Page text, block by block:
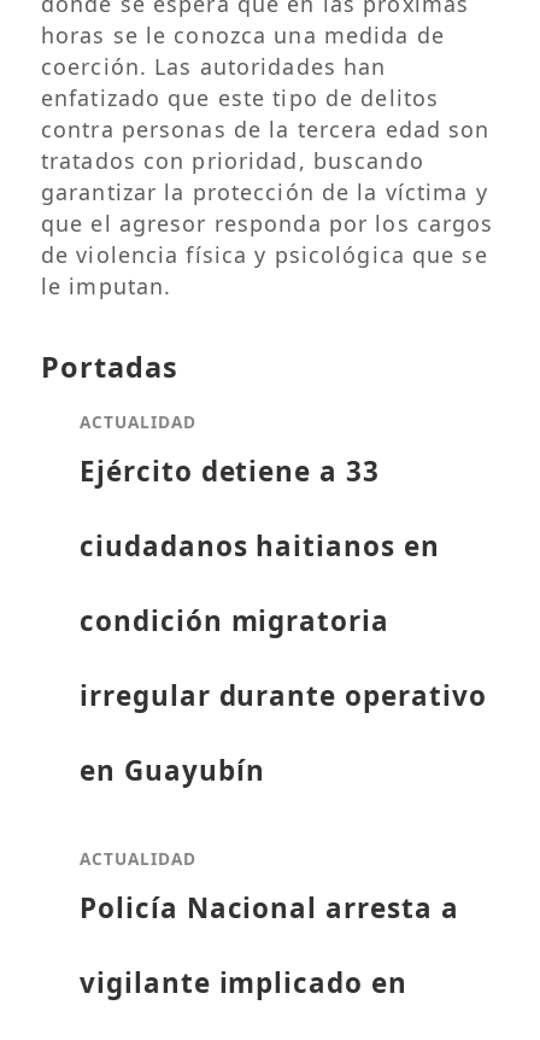
horas se le conozca una medida de
coerción. Las autoridades han
enfatizado que este tipo de delitos
contra personas de la tercera edad son
tratados con prioridad, buscando
garantizar la protección de la víctima y
que el agresor responda por los cargos
de violencia física y psicológica que se
le imputan.
Portadas
ACTUALIDAD
Ejército detiene a 33
ciudadanos haitianos en
condición migratoria
irregular durante operativo
en Guayubín
ACTUALIDAD
Policía Nacional arresta a
vigilante implicado en